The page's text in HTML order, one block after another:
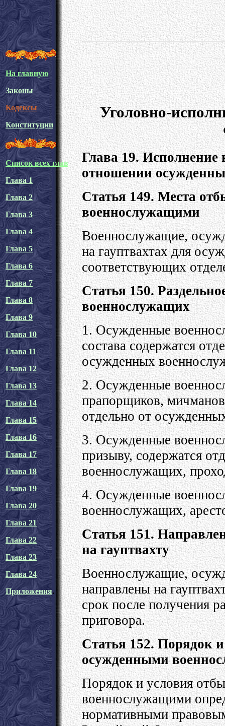
На главную
Законы
Кодексы
Конституции
Список всех глав
Глава 1
Глава 2
Глава 3
Глава 4
Глава 5
Глава 6
Глава 7
Глава 8
Глава 9
Глава 10
Глава 11
Глава 12
Глава 13
Глава 14
Глава 15
Глава 16
Глава 17
Глава 18
Глава 19
Глава 20
Глава 21
Глава 22
Глава 23
Глава 24
Приложения.
Уголовно-
Глава 19. Исполнение
отношении
Статья 149. Места
военнослужащими
Военнослужащие,
на гауптвахтах для
соответствующих
Статья 150.
военнослужащих
1. Осужденные
состава содержатся
осужденных
2. Осужденные
прапорщиков,
отдельно от
3. Осужденные
призыву, содержатся
военнослужащих,
4. Осужденные
военнослужащих,
Статья 151.
на гауптвахту
Военнослужащие,
направлены на
срок после получения
приговора.
Статья 152. Порядок
осужденными
Порядок и условия
военнослужащими
нормативными